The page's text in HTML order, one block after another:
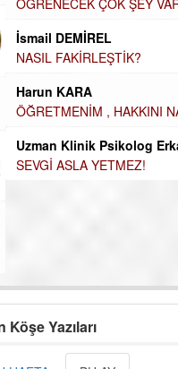
ŞEY VAR...
, HAKKINI NASIL ÖDERİM !
Erkan EZERÇE
Yazıları